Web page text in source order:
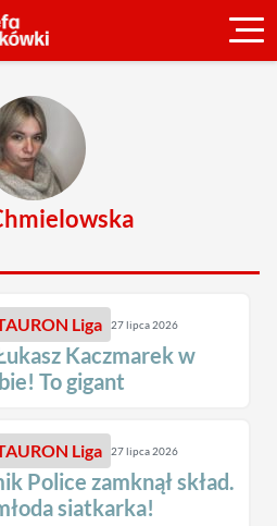
Liga 27 lipca 2026
Kaczmarek w
To gigant
Liga 27 lipca 2026
Police zamknął skład.
siatkarka!